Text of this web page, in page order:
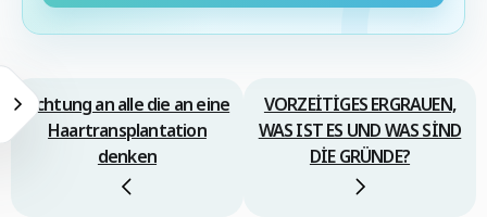
Achtung an alle die an eine
Haartransplantation
denken
VORZEİTİGES ERGRAUEN,
WAS IST ES UND WAS SİND
DİE GRÜNDE?